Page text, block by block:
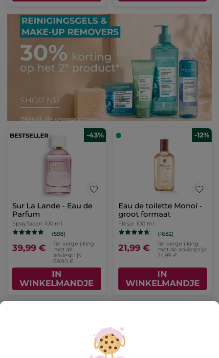
-43%
Sur La Lande - Eau de
Parfum
Sprayflacon 100 ml
(598)
39,99 €
Ter vergelijking
met de
adviesprijs:
69,90 €
IN
WINKELMANDJE
-12%
Eau de toilette Monoï -
groot formaat
Flesje 100 ml
(1682)
21,99 €
Ter vergelijking
met de adviesprijs:
24,99 €
IN
WINKELMANDJE